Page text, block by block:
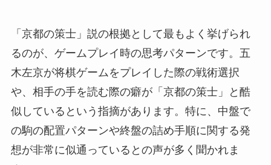
「京都の策士」説の根拠として最もよく挙げられ
るのが、ゲームプレイ時の思考パターンです。五
木左京が将棋ゲームをプレイした際の戦術選択
や、相手の手を読む際の癖が「京都の策士」と酷
似しているという指摘があります。特に、中盤で
の駒の配置パターンや終盤の詰め手順に関する発
想が非常に似通っているとの声が多く聞かれま